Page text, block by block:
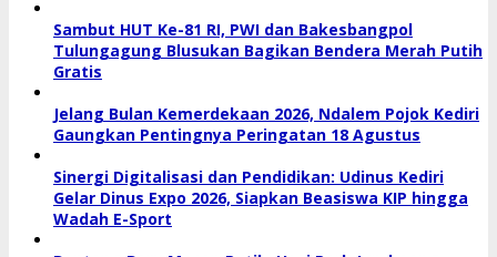
Sambut HUT Ke-81 RI, PWI dan Bakesbangpol
Tulungagung Blusukan Bagikan Bendera Merah Putih
Gratis
Jelang Bulan Kemerdekaan 2026, Ndalem Pojok Kediri
Gaungkan Pentingnya Peringatan 18 Agustus
Sinergi Digitalisasi dan Pendidikan: Udinus Kediri
Gelar Dinus Expo 2026, Siapkan Beasiswa KIP hingga
Wadah E-Sport